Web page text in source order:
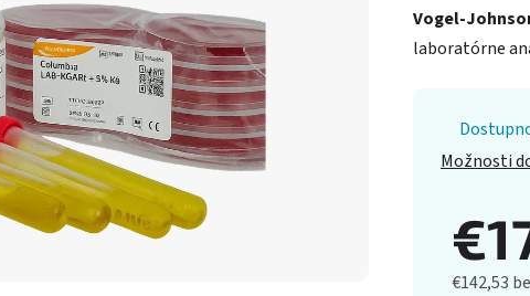
Vogel-
laboratórne
Možnosti
€142,53